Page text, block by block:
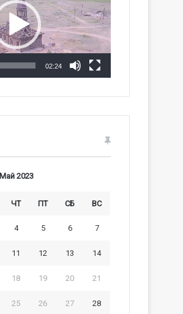
02:24
Май 2023
ЧТ ПТ СБ ВС
4 5 6 7
11 12 13 14
18 19 20 21
25 26 27 28